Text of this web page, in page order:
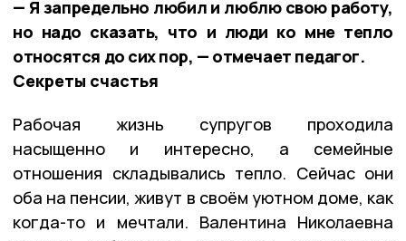
— Я запредельно любил и люблю свою работу,
но надо сказать, что и люди ко мне тепло
относятся до сих пор, — отмечает педагог.
Секреты счастья
Рабочая жизнь супругов проходила
насыщенно и интересно, а семейные
отношения складывались тепло. Сейчас они
оба на пенсии, живут в своём уютном доме, как
когда-то и мечтали. Валентина Николаевна